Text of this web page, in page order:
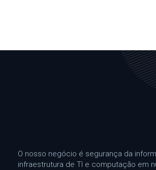
O nosso negócio é segurança da
infraestrutura de TI e computação em